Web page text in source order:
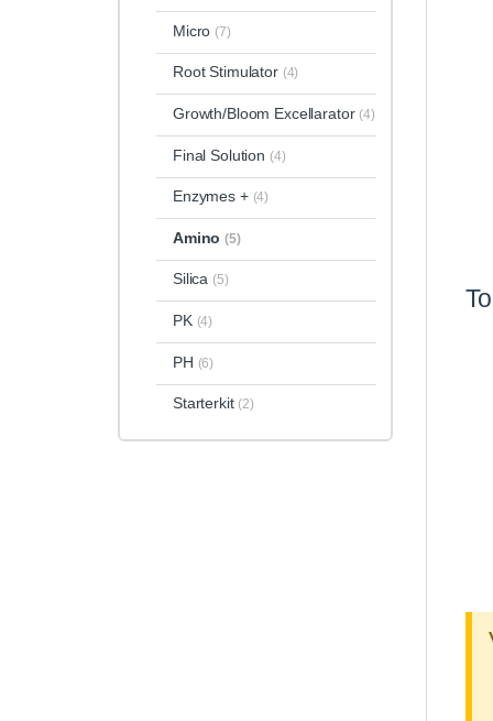
Micro (7)
Root Stimulator (4)
Growth/Bloom Excellarator (4)
Final Solution (4)
Enzymes + (4)
Amino(5)
Silica (5)
PK (4)
PH (6)
Starterkit (2)